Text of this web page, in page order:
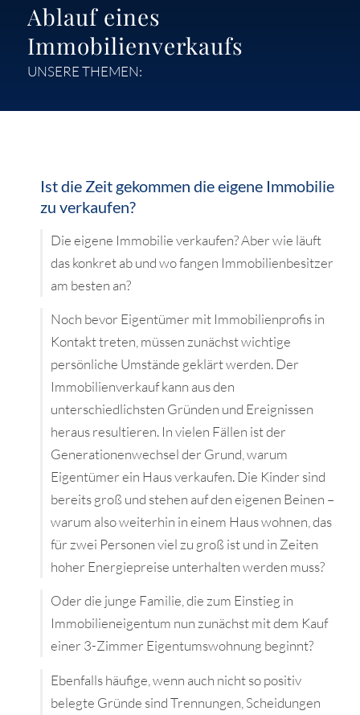
Ablauf eines
Immobilienverkaufs
UNSERE THEMEN:
Ist die Zeit gekommen die eigene Immobilie
zu verkaufen?
Die eigene Immobilie verkaufen? Aber wie läuft
das konkret ab und wo fangen Immobilienbesitzer
am besten an?
Noch bevor Eigentümer mit Immobilienprofis in
Kontakt treten, müssen zunächst wichtige
persönliche Umstände geklärt werden. Der
Immobilienverkauf kann aus den
unterschiedlichsten Gründen und Ereignissen
heraus resultieren. In vielen Fällen ist der
Generationenwechsel der Grund, warum
Eigentümer ein Haus verkaufen. Die Kinder sind
bereits groß und stehen auf den eigenen Beinen –
warum also weiterhin in einem Haus wohnen, das
für zwei Personen viel zu groß ist und in Zeiten
hoher Energiepreise unterhalten werden muss?
Oder die junge Familie, die zum Einstieg in
Immobilieneigentum nun zunächst mit dem Kauf
einer 3-Zimmer Eigentumswohnung beginnt?
Ebenfalls häufige, wenn auch nicht so positiv
belegte Gründe sind Trennungen, Scheidungen